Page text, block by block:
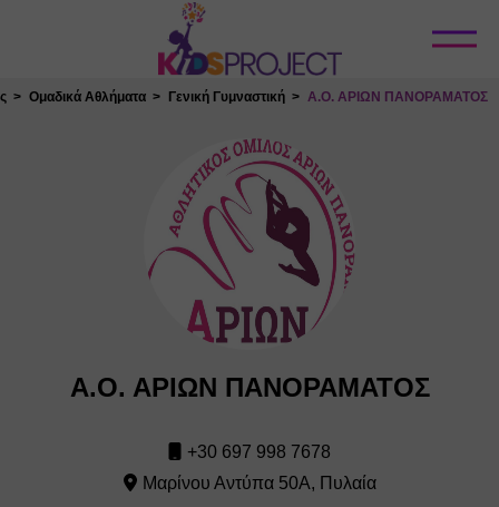
Κλείσιμο
Ομαδικά Αθλήματα Γενική Γυμναστική Α.Ο. ΑΡΙΩΝ ΠΑΝΟΡΑΜΑΤΟΣ
Α.Ο. ΑΡΙΩΝ ΠΑΝΟΡΑΜΑΤΟΣ
+30 697 998 7678
Μαρίνου Αντύπα 50Α, Πυλαία